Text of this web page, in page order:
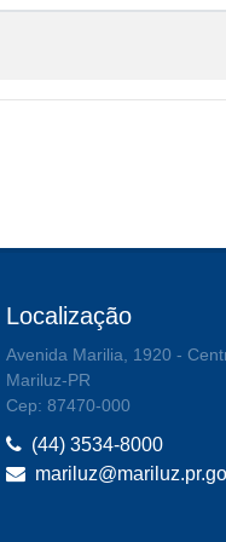
Localização
Avenida Marilia, 1920 -
Mariluz-PR
Cep: 87470-000
(44) 3534-8000